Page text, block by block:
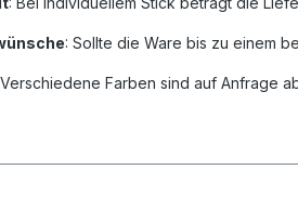
: Sollte die Ware bis zu einem
Farben sind auf Anfrage